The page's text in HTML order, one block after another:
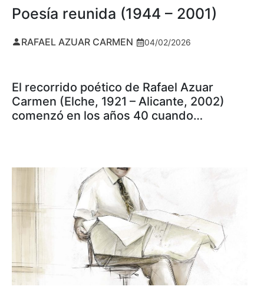
Poesía reunida (1944 – 2001)
RAFAEL AZUAR CARMEN 04/02/2026
El recorrido poético de Rafael Azuar
Carmen (Elche, 1921 – Alicante, 2002)
comenzó en los años 40 cuando…